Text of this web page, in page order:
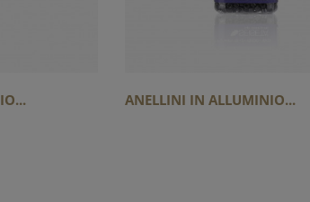
ANELLINI IN ALLUMINIO...